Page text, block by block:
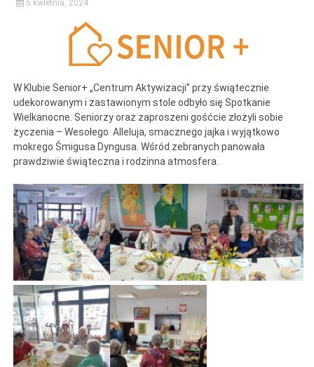
5 kwietnia, 2024
W Klubie Senior+ „Centrum Aktywizacji” przy świątecznie
udekorowanym i zastawionym stole odbyło się Spotkanie
Wielkanocne. Seniorzy oraz zaproszeni gośćcie złożyli sobie
życzenia – Wesołego Alleluja, smacznego jajka i wyjątkowo
mokrego Śmigusa Dyngusa. Wśród zebranych panowała
prawdziwie świąteczna i rodzinna atmosfera.